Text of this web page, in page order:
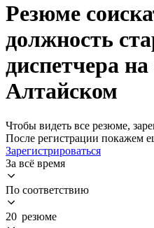
Резюме
должность
диспетчера
Алтайском
Чтобы видеть все резюме,
После регистрации покажем
Зарегистрироваться
За всё время
По соответствию
20 резюме